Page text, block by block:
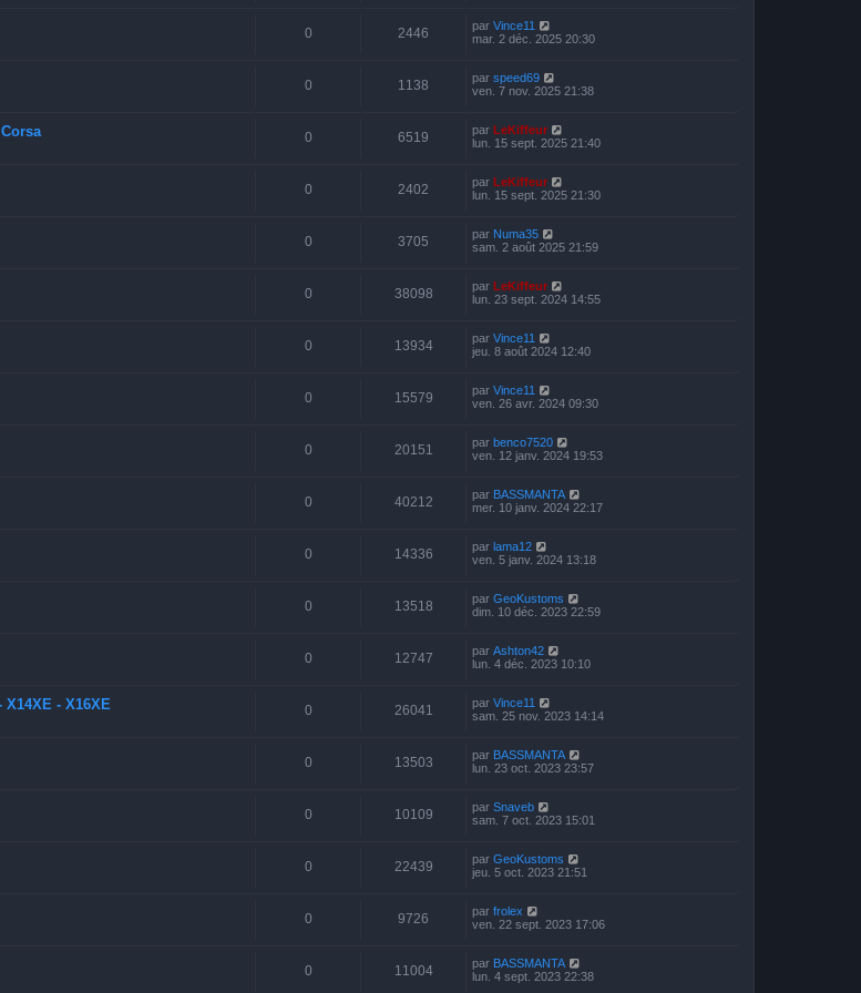
0 2446 par Vince11
mar. 2 déc. 2025 20:30
0 1138 par speed69
ven. 7 nov. 2025 21:38
0 6519 par LeKiffeur
lun. 15 sept. 2025 21:40
0 2402 par LeKiffeur
lun. 15 sept. 2025 21:30
0 3705 par Numa35
sam. 2 août 2025 21:59
0 38098 par LeKiffeur
lun. 23 sept. 2024 14:55
0 13934 par Vince11
jeu. 8 août 2024 12:40
0 15579 par Vince11
ven. 26 avr. 2024 09:30
0 20151 par benco7520
ven. 12 janv. 2024 19:53
0 40212 par BASSMANTA
mer. 10 janv. 2024 22:17
0 14336 par lama12
ven. 5 janv. 2024 13:18
0 13518 par GeoKustoms
dim. 10 déc. 2023 22:59
0 12747 par Ashton42
lun. 4 déc. 2023 10:10
X14XE - X16XE 0 26041 par Vince11
sam. 25 nov. 2023 14:14
0 13503 par BASSMANTA
lun. 23 oct. 2023 23:57
0 10109 par Snaveb
sam. 7 oct. 2023 15:01
0 22439 par GeoKustoms
jeu. 5 oct. 2023 21:51
0 9726 par frolex
ven. 22 sept. 2023 17:06
0 11004 par BASSMANTA
lun. 4 sept. 2023 22:38